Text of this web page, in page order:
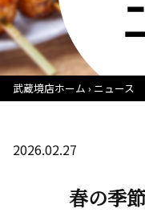
武蔵境店ホーム ニュース
2026.02.27
春の季